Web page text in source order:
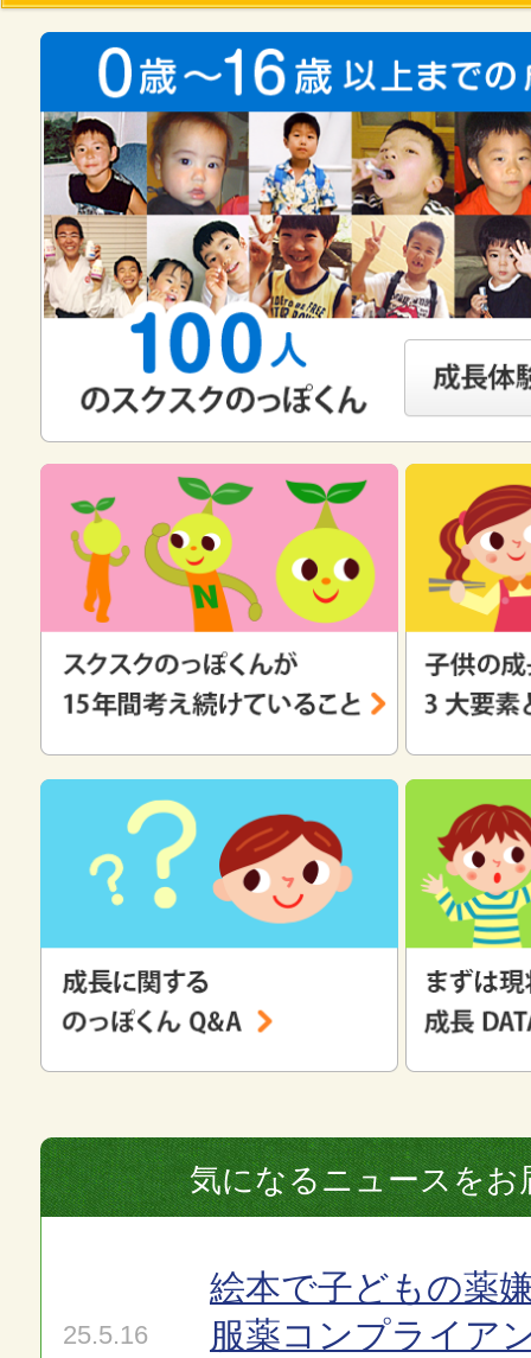
気になるニュースをお
25.5.16
絵本で子どもの薬
服薬コンプライア